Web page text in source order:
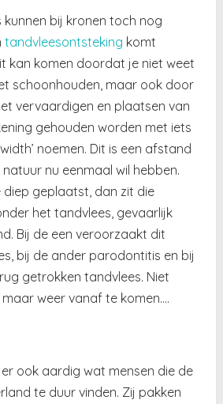
kunnen bij kronen toch nog
tandvleesontsteking komt
kan komen doordat je niet weet
schoonhouden, maar ook door
vervaardigen en plaatsen van
gehouden worden met iets
noemen. Dit is een afstand
nu eenmaal wil hebben.
geplaatst, dan zit die
het tandvlees, gevaarlijk
Bij de een veroorzaakt dit
bij de ander parodontitis en bij
getrokken tandvlees. Niet
weer vanaf te komen….
ook aardig wat mensen die de
te duur vinden. Zij pakken